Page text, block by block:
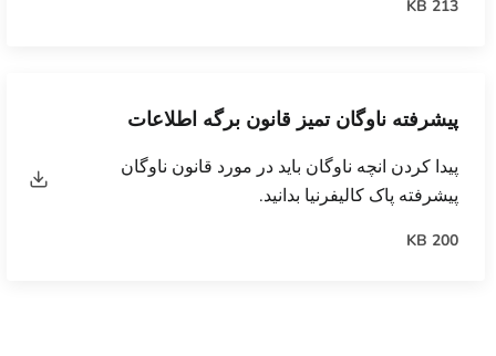
213 KB
پیشرفته ناوگان تمیز قانون برگه اطلاعات
پیدا کردن انچه ناوگان باید در مورد قانون ناوگان
پیشرفته پاک کالیفرنیا بدانید.
200 KB